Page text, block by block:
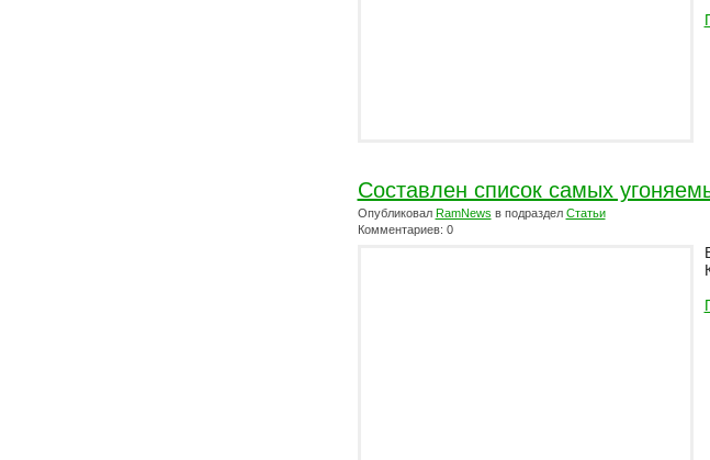
Составлен список самых
Опубликовал RamNews в подраздел Статьи
Комментариев: 0